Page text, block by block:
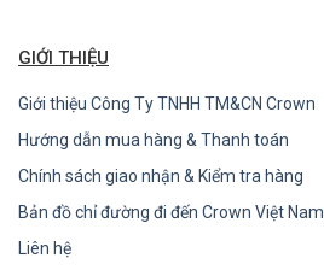
GIỚI THIỆU
Giới thiệu Công Ty TNHH TM&CN Crown
Hướng dẫn mua hàng & Thanh toán
Chính sách giao nhận & Kiểm tra hàng
Bản đồ chỉ đường đi đến Crown Việt Nam
Liên hệ